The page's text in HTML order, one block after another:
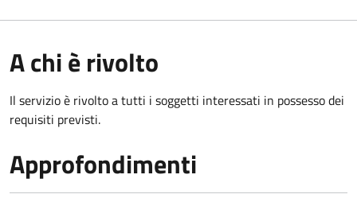
A chi è rivolto
Il servizio è rivolto a tutti i soggetti interessati in possesso dei
requisiti previsti.
Approfondimenti